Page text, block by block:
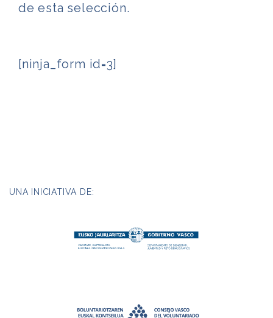
de esta selección.
[ninja_form id=3]
UNA INICIATIVA DE: